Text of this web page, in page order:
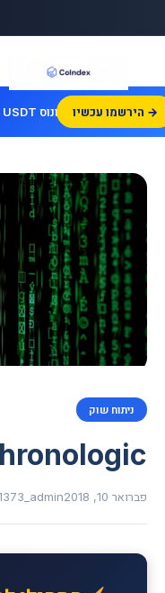
הירשמו עכשיו →
ניתוח שוק
פברואר 10, 2018